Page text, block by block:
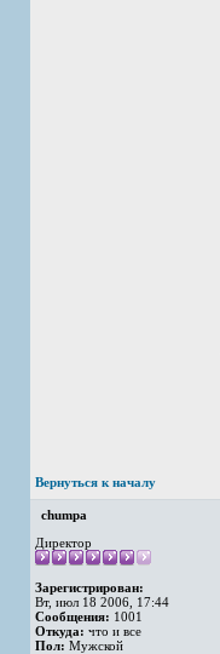
Вернуться к началу
chumpa
Директор
Зарегистрирован:
Вт, июл 18 2006, 17:44
Сообщения: 1001
Откуда: что и все
Пол: Мужской